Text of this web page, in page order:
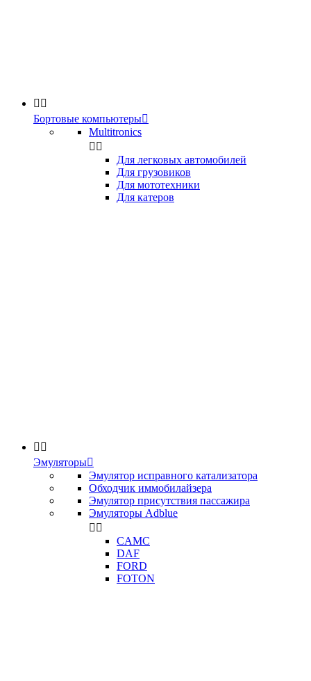
 
Бортовые компьютеры
Multitronics
 
Для легковых автомобилей
Для грузовиков
Для мототехники
Для катеров
 
Эмуляторы
Эмулятор исправного катализатора
Обходчик иммобилайзера
Эмулятор присутствия пассажира
Эмуляторы Adblue
 
CAMC
DAF
FORD
FOTON